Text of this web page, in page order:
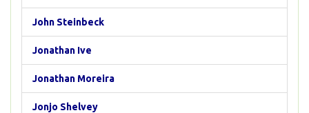
John Steinbeck
Jonathan Ive
Jonathan Moreira
Jonjo Shelvey